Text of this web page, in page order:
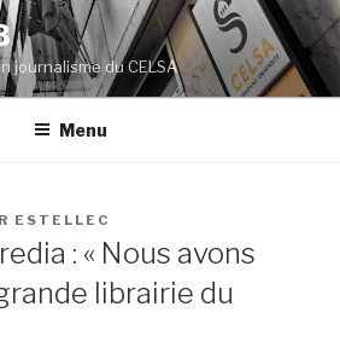
journalisme du CELSA
Menu
ESTELLEC
: « Nous avons
librairie du